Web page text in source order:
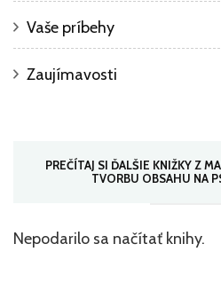
Vaše príbehy
Zaujímavosti
PREČÍTAJ SI ĎALŠIE KNIŽKY Z
TVORBU OBSAHU NA
Nepodarilo sa načítať knihy.